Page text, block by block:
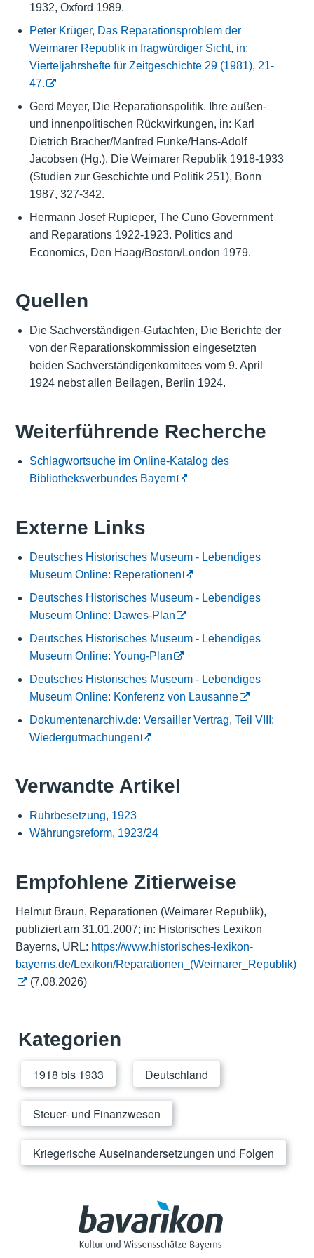
1932, Oxford 1989.
Peter Krüger, Das Reparationsproblem der
Weimarer Republik in fragwürdiger Sicht, in:
Vierteljahrshefte für Zeitgeschichte 29 (1981), 21-
47.
Gerd Meyer, Die Reparationspolitik. Ihre außen-
und innenpolitischen Rückwirkungen, in: Karl
Dietrich Bracher/Manfred Funke/Hans-Adolf
Jacobsen (Hg.), Die Weimarer Republik 1918-1933
(Studien zur Geschichte und Politik 251), Bonn
1987, 327-342.
Hermann Josef Rupieper, The Cuno Government
and Reparations 1922-1923. Politics and
Economics, Den Haag/Boston/London 1979.
Quellen
Die Sachverständigen-Gutachten, Die Berichte der
von der Reparationskommission eingesetzten
beiden Sachverständigenkomitees vom 9. April
1924 nebst allen Beilagen, Berlin 1924.
Weiterführende Recherche
Schlagwortsuche im Online-Katalog des
Bibliotheksverbundes Bayern
Externe Links
Deutsches Historisches Museum - Lebendiges
Museum Online: Reperationen
Deutsches Historisches Museum - Lebendiges
Museum Online: Dawes-Plan
Deutsches Historisches Museum - Lebendiges
Museum Online: Young-Plan
Deutsches Historisches Museum - Lebendiges
Museum Online: Konferenz von Lausanne
Dokumentenarchiv.de: Versailler Vertrag, Teil VIII:
Wiedergutmachungen
Verwandte Artikel
Ruhrbesetzung, 1923
Währungsreform, 1923/24
Empfohlene Zitierweise
Helmut Braun, Reparationen (Weimarer Republik),
publiziert am 31.01.2007; in: Historisches Lexikon
Bayerns, URL: https://www.historisches-lexikon-
bayerns.de/Lexikon/Reparationen_(Weimarer_Republik)
(7.08.2026)
Kategorien
1918 bis 1933 Deutschland
Steuer- und Finanzwesen
Kriegerische Auseinandersetzungen und Folgen